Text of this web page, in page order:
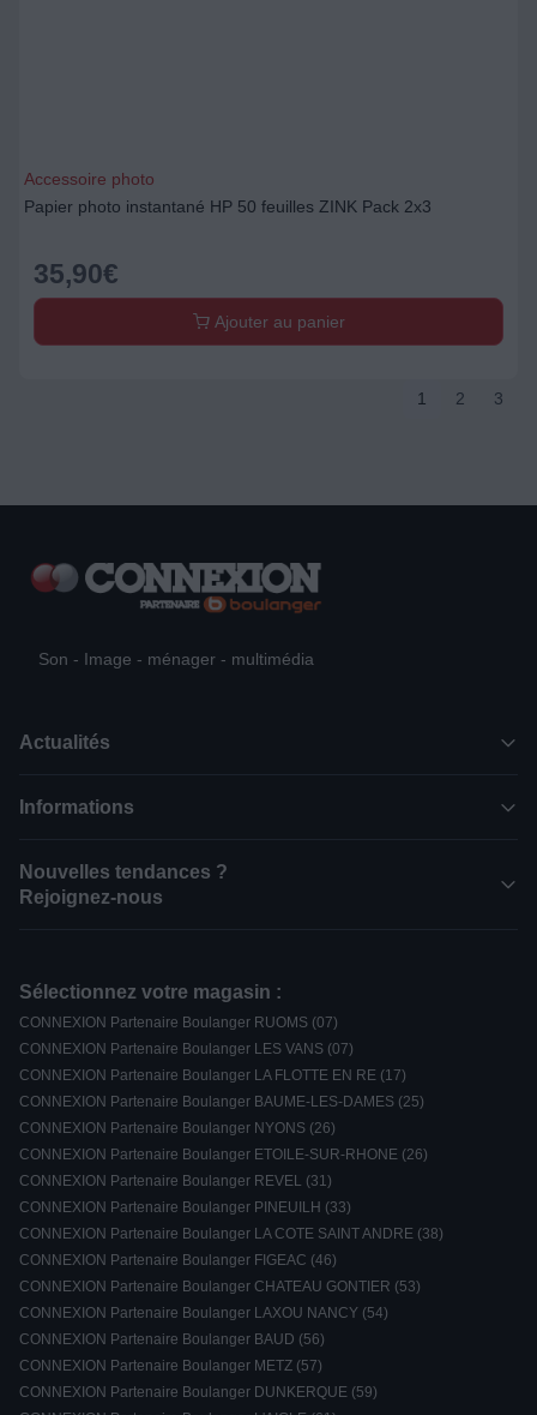
Accessoire photo
Papier photo instantané HP 50 feuilles ZINK Pack 2x3
35,90€
Ajouter au panier
1 2 3
Son - Image - ménager - multimédia
Actualités
Informations
Nouvelles tendances ?
Rejoignez-nous
Sélectionnez votre magasin :
CONNEXION Partenaire Boulanger RUOMS (07)
CONNEXION Partenaire Boulanger LES VANS (07)
CONNEXION Partenaire Boulanger LA FLOTTE EN RE (17)
CONNEXION Partenaire Boulanger BAUME-LES-DAMES (25)
CONNEXION Partenaire Boulanger NYONS (26)
CONNEXION Partenaire Boulanger ETOILE-SUR-RHONE (26)
CONNEXION Partenaire Boulanger REVEL (31)
CONNEXION Partenaire Boulanger PINEUILH (33)
CONNEXION Partenaire Boulanger LA COTE SAINT ANDRE (38)
CONNEXION Partenaire Boulanger FIGEAC (46)
CONNEXION Partenaire Boulanger CHATEAU GONTIER (53)
CONNEXION Partenaire Boulanger LAXOU NANCY (54)
CONNEXION Partenaire Boulanger BAUD (56)
CONNEXION Partenaire Boulanger METZ (57)
CONNEXION Partenaire Boulanger DUNKERQUE (59)